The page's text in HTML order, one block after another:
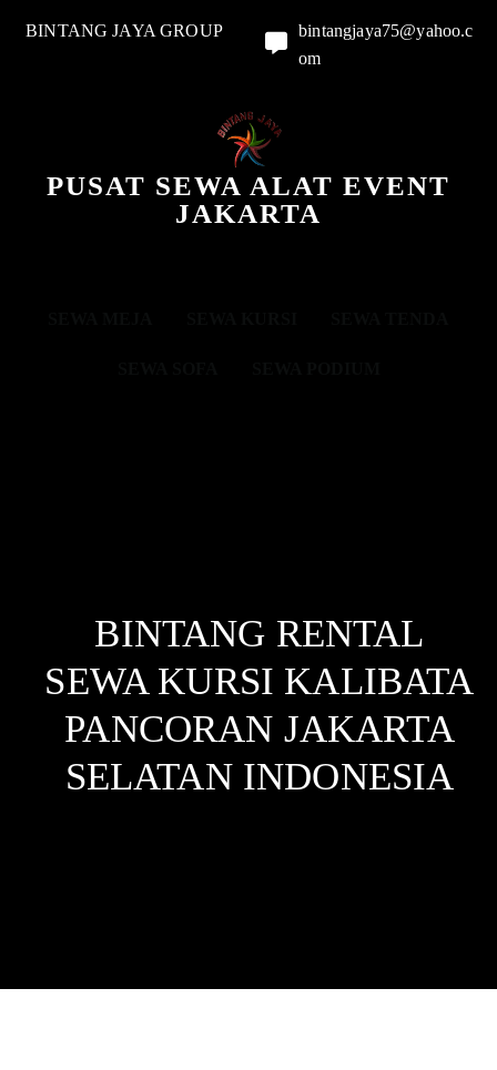
BINTANG JAYA GROUP
bintangjaya75@yahoo.c
om
PUSAT SEWA ALAT EVENT
JAKARTA
BINTANG RENTAL
SEWA KURSI KALIBATA
PANCORAN JAKARTA
SELATANINDONESIA